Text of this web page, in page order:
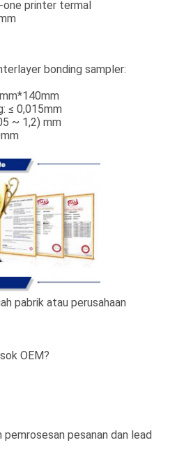
one printer termal
bonding sampler:
≤ 0,015mm
~ 1,2) mm
pabrik atau perusahaan
OEM?
pemrosesan pesanan dan lead